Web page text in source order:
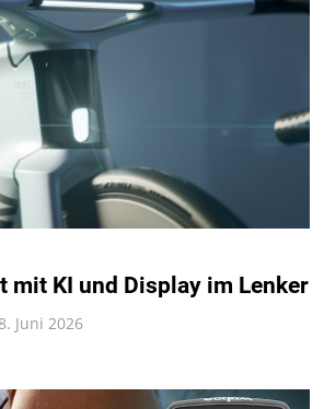
mit KI und Display im Lenker
Juni 2026